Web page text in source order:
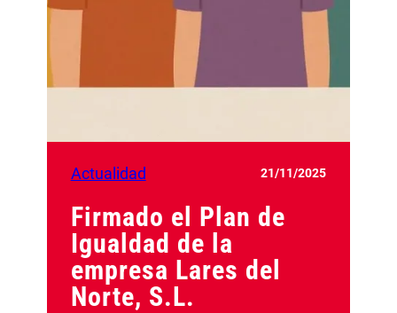
Actualidad 21/11/2025
Firmado el Plan de
Igualdad de la
empresa Lares del
Norte, S.L.